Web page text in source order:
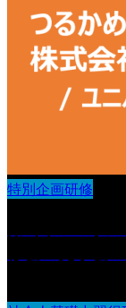
特別企画研修